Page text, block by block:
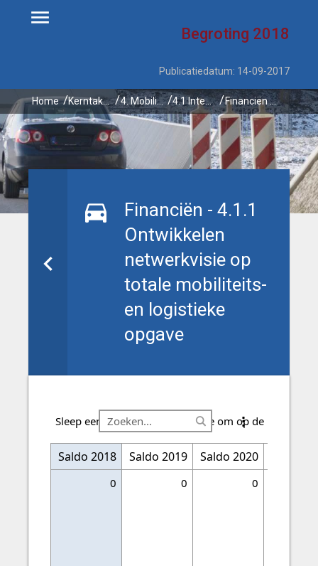
Begroting 2018
Publicatiedatum: 14-09-2017
Home Kerntaken 4. Mobiliteit 4.1 Integrale mobiliteitsaanpak Overijssel Financiën - 4.1.1 Ontwikkelen netwerkvisie op totale mobiliteits- en logistieke opgave
Financiën - 4.1.1
Ontwikkelen
netwerkvisie op
totale mobiliteits-
en logistieke
opgave
Sleep een kolomkop hiernaartoe om op de kolom te
Financiering
Saldo 2018 Saldo 2019 Saldo 2020
0 0 0